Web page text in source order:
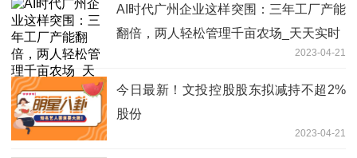
AI时代广州企业这样突围：三年工厂产能
翻倍，两人轻松管理千亩农场_天天实时
2023-04-21
今日最新！文投控股股东拟减持不超2%
股份
2023-04-21